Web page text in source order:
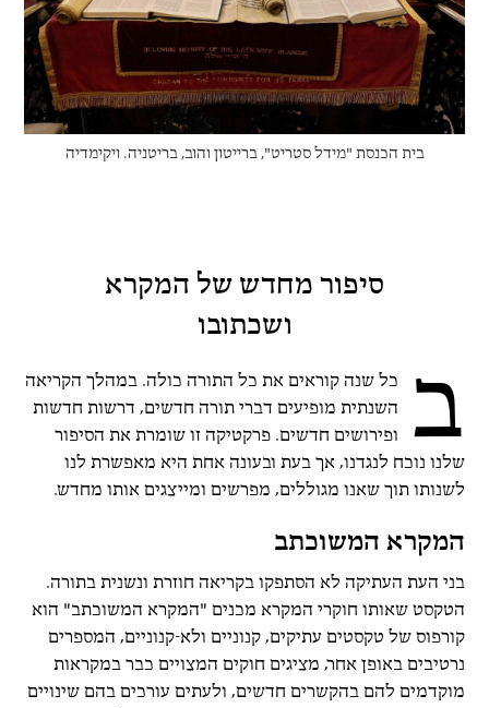
בית הכנסת "מידל סטריט", ברייטון והוב, בריטניה. ויקימדיה
סיפור מחדש של המקרא
ושכתובו
ב
כל שנה קוראים את כל התורה כולה. במהלך הקריאה
השנתית מופיעים דברי תורה חדשים, דרשות חדשות
ופירושים חדשים. פרקטיקה זו שומרת את הסיפור
שלנו נוכח לנגדנו, אך בעת ובעונה אחת היא מאפשרת לנו
לשנותו תוך שאנו מגוללים, מפרשים ומייצגים אותו מחדש.
המקרא המשוכתב
בני העת העתיקה לא הסתפקו בקריאה חוזרת ונשנית בתורה.
הטקסט שאותו חוקרי המקרא מכנים "המקרא המשוכתב" הוא
קורפוס של טקסטים עתיקים, קנוניים ולא-קנוניים, המספרים
נרטיבים באופן אחר, מציגים חוקים המצויים כבר במקראות
מוקדמים להם בהקשרים חדשים, ולעתים עורכים בהם שינויים